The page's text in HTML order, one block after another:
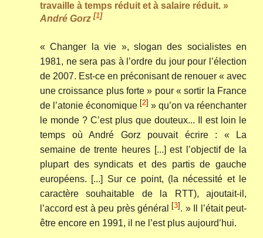
travaille à temps réduit et à salaire réduit. »
André Gorz [1]
« Changer la vie », slogan des socialistes en
1981, ne sera pas à l’ordre du jour pour l’élection
de 2007. Est-ce en préconisant de renouer « avec
une croissance plus forte » pour « sortir la France
de l’atonie économique [2] » qu’on va réenchanter
le monde ? C’est plus que douteux... Il est loin le
temps où André Gorz pouvait écrire : « La
semaine de trente heures [...] est l’objectif de la
plupart des syndicats et des partis de gauche
européens. [...] Sur ce point, (la nécessité et le
caractère souhaitable de la RTT), ajoutait-il,
l’accord est à peu près général
[3]. » Il l’était peut-
être encore en 1991, il ne l’est plus aujourd’hui.